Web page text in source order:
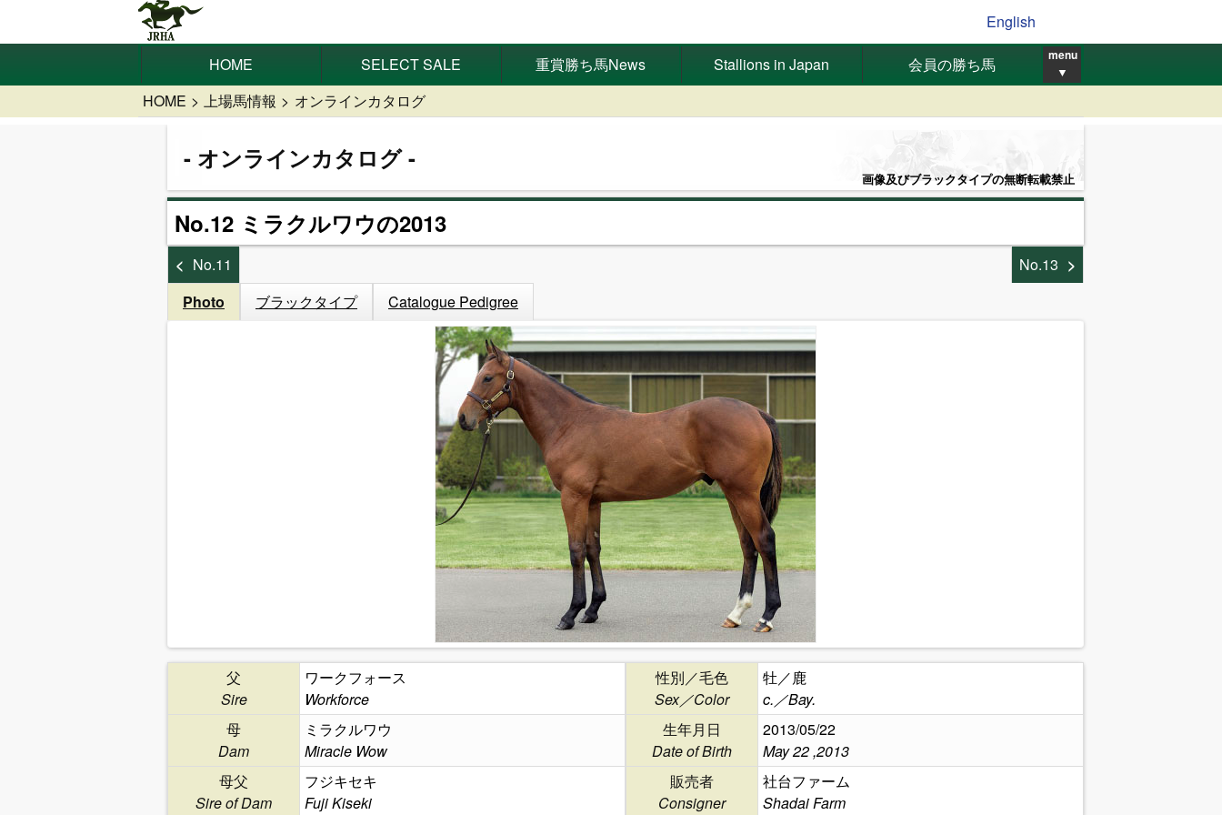
English
HOME SELECT SALE 重賞勝ち馬News Stallions in Japan 会員の勝ち馬 menu
▼
HOME 上場馬情報 オンラインカタログ
オンラインカタログ
画像及びブラックタイプの無断転載禁止
No.12 ミラクルワウの2013
No.11
No.13
Photo
ブラックタイプ Catalogue Pedigree
父
Sire
ワークフォース
Workforce
母
Dam
ミラクルワウ
Miracle Wow
母父
Sire of Dam
フジキセキ
Fuji Kiseki
性別／毛色
Sex／Color
牡／鹿
c.／Bay.
生年月日
Date of Birth
2013/05/22
May 22 ,2013
販売者
Consigner
社台ファーム
Shadai Farm